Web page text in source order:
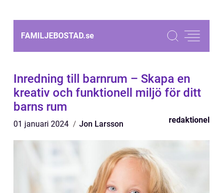
FAMILJEBOSTAD.se
Inredning till barnrum – Skapa en
kreativ och funktionell miljö för ditt
barns rum
01 januari 2024 Jon Larsson redaktionel